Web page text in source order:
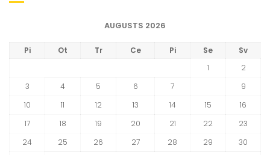
AUGUSTS 2026
Pi Ot Tr Ce Pi Se
Sv
1
2
3
4 5 6 7
9
10
11 12 13 14 15
16
17
18 19 20 21 22
23
24
25 26 27 28 29
30